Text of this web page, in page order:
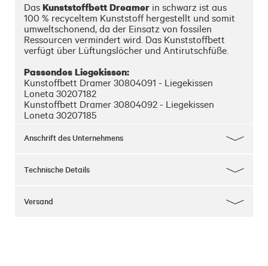
Das Kunststoffbett Dreamer in schwarz ist aus
100 % recyceltem Kunststoff hergestellt und somit
umweltschonend, da der Einsatz von fossilen
Ressourcen vermindert wird. Das Kunststoffbett
verfügt über Lüftungslöcher und Antirutschfüße.
Passendes Liegekissen:
Kunstoffbett Dramer 30804091 - Liegekissen
Loneta 30207182
Kunstoffbett Dramer 30804092 - Liegekissen
Loneta 30207185
Loneta 30207186
Anschrift des Unternehmens
Technische Details
Versand